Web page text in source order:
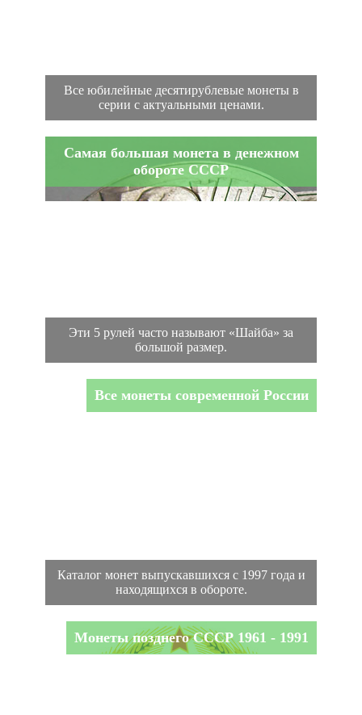
Все юбилейные десятирублевые монеты в
серии с актуальными ценами.
Самая большая монета в денежном
обороте СССР
Эти 5 рулей часто называют «Шайба» за
большой размер.
Все монеты современной России
Каталог монет выпускавшихся с 1997 года и
находящихся в обороте.
Монеты позднего СССР 1961 - 1991